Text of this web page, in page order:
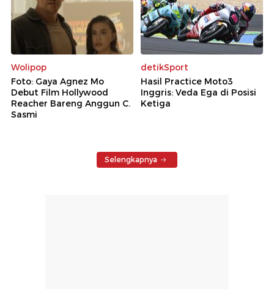
Wolipop
Foto: Gaya Agnez Mo
Debut Film Hollywood
Reacher Bareng Anggun C.
Sasmi
detikSport
Hasil Practice Moto3
Inggris: Veda Ega di Posisi
Ketiga
Selengkapnya